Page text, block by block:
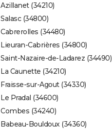
Azillanet (34210)
Salasc (34800)
Cabrerolles (34480)
Lieuran-Cabrières (34800)
Saint-Nazaire-de-Ladarez (34490)
La Caunette (34210)
Fraisse-sur-Agout (34330)
Le Pradal (34600)
Combes (34240)
Babeau-Bouldoux (34360)